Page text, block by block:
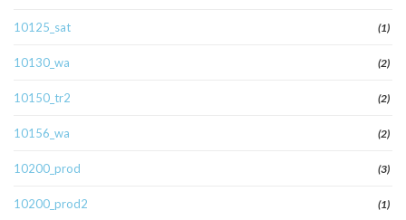
10125_sat (1)
10130_wa (2)
10150_tr2 (2)
10156_wa (2)
10200_prod (3)
10200_prod2 (1)